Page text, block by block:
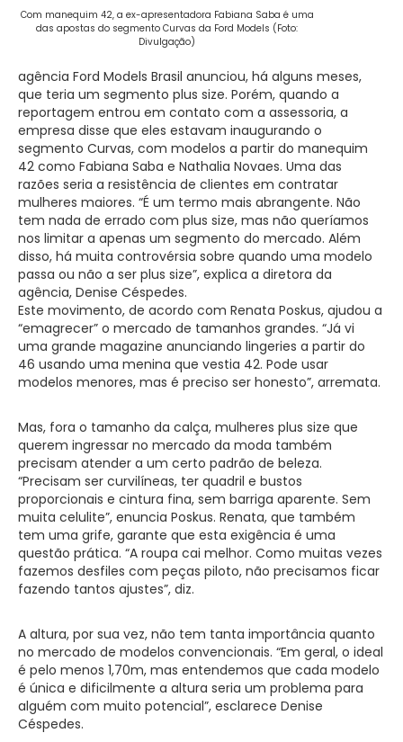
Com manequim 42, a ex-apresentadora Fabiana Saba é uma
das apostas do segmento Curvas da Ford Models (Foto:
Divulgação)
agência Ford Models Brasil anunciou, há alguns meses,
que teria um segmento plus size. Porém, quando a
reportagem entrou em contato com a assessoria, a
empresa disse que eles estavam inaugurando o
segmento Curvas, com modelos a partir do manequim
42 como Fabiana Saba e Nathalia Novaes. Uma das
razões seria a resistência de clientes em contratar
mulheres maiores. “É um termo mais abrangente. Não
tem nada de errado com plus size, mas não queríamos
nos limitar a apenas um segmento do mercado. Além
disso, há muita controvérsia sobre quando uma modelo
passa ou não a ser plus size”, explica a diretora da
agência, Denise Céspedes.
Este movimento, de acordo com Renata Poskus, ajudou a
“emagrecer” o mercado de tamanhos grandes. “Já vi
uma grande magazine anunciando lingeries a partir do
46 usando uma menina que vestia 42. Pode usar
modelos menores, mas é preciso ser honesto”, arremata.
Mas, fora o tamanho da calça, mulheres plus size que
querem ingressar no mercado da moda também
precisam atender a um certo padrão de beleza.
“Precisam ser curvilíneas, ter quadril e bustos
proporcionais e cintura fina, sem barriga aparente. Sem
muita celulite”, enuncia Poskus. Renata, que também
tem uma grife, garante que esta exigência é uma
questão prática. “A roupa cai melhor. Como muitas vezes
fazemos desfiles com peças piloto, não precisamos ficar
fazendo tantos ajustes”, diz.
A altura, por sua vez, não tem tanta importância quanto
no mercado de modelos convencionais. “Em geral, o ideal
é pelo menos 1,70m, mas entendemos que cada modelo
é única e dificilmente a altura seria um problema para
alguém com muito potencial”, esclarece Denise
Céspedes.